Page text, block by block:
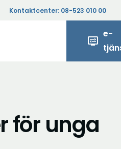
Kontaktcenter: 08-523 010 00
display_settings
e-
för unga